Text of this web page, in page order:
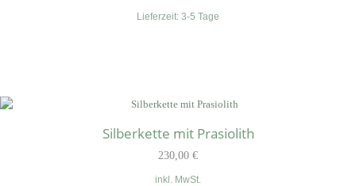
Lieferzeit: 3-5 Tage
Silberkette mit Prasiolith
230,00 €
inkl. MwSt.